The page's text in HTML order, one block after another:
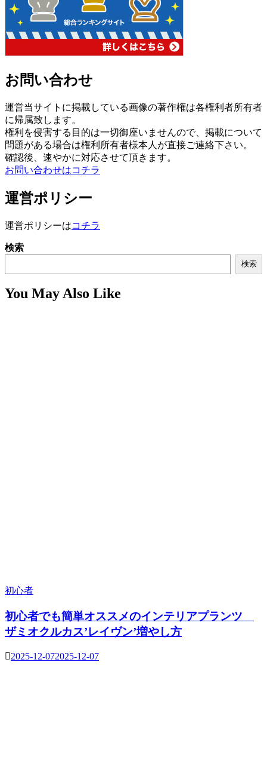
お問い合わせ
運営当サイトに掲載している画像の著作権は各権利者所有者
に帰属致します。
権利を侵害する目的は一切御座いませんので、掲載について
問題がある場合は権利所有者様本人が直接ご連絡下さい。
確認後、速やかに対応させて頂きます。
お問い合わせはコチラ
運営ポリシー
運営ポリシーはコチラ
検索
検索
You May Also Like
初心者
初心者でも簡単オススメのインテリアプランツ
ザミオクルカス’レイヴン’増やし方
2025-12-072025-12-07